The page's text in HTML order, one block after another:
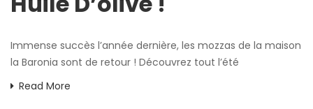
Immense succès l’année dernière, les mozzas de la maison
la Baronia sont de retour ! Découvrez tout l’été
Read More